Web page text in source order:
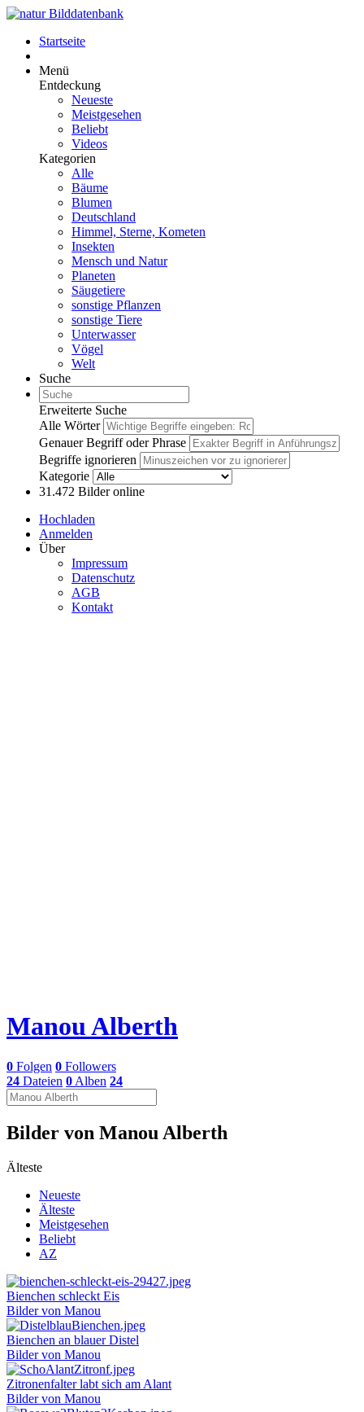
Startseite
Menü
Entdeckung
Neueste
Meistgesehen
Beliebt
Videos
Kategorien
Alle
Bäume
Blumen
Deutschland
Himmel, Sterne, Kometen
Insekten
Mensch und Natur
Planeten
Säugetiere
sonstige Pflanzen
sonstige Tiere
Unterwasser
Vögel
Welt
Suche
Erweiterte Suche
Alle Wörter
Genauer Begriff oder Phrase
Begriffe ignorieren
Kategorie
31.472 Bilder online
Hochladen
Anmelden
Über
Impressum
Datenschutz
AGB
Kontakt
Manou Alberth
0 Folgen 0 Followers
24 Dateien 0 Alben 24
Bilder von Manou Alberth
Älteste
Neueste
Älteste
Meistgesehen
Beliebt
AZ
Bienchen schleckt Eis
Bilder von Manou
Bienchen an blauer Distel
Bilder von Manou
Zitronenfalter labt sich am Alant
Bilder von Manou